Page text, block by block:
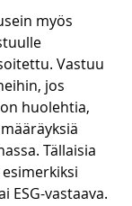
myös
Vastuu
jos
huolehtia,
Tällaisia
ESG-vastaava.